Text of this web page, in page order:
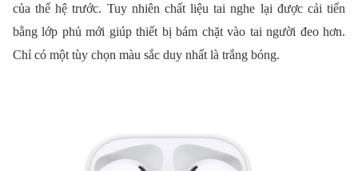
của thế hệ trước. Tuy nhiên chất liệu tai nghe lại được cải tiến
bằng lớp phủ mới giúp thiết bị bám chặt vào tai người đeo hơn.
Chỉ có một tùy chọn màu sắc duy nhất là trắng bóng.